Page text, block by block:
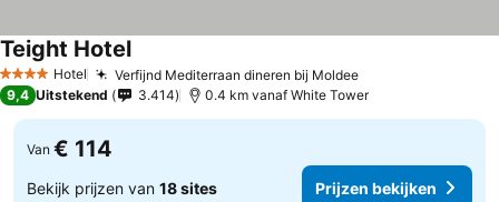
4 SterrenHotel Verfijnd Mediterraan dineren bij Moldee
Teight Hotel
9,4 Uitstekend 3.414 0.4 km vanaf White Tower
Van € 114
Bekijk prijzen van 18 sites Prijzen bekijken